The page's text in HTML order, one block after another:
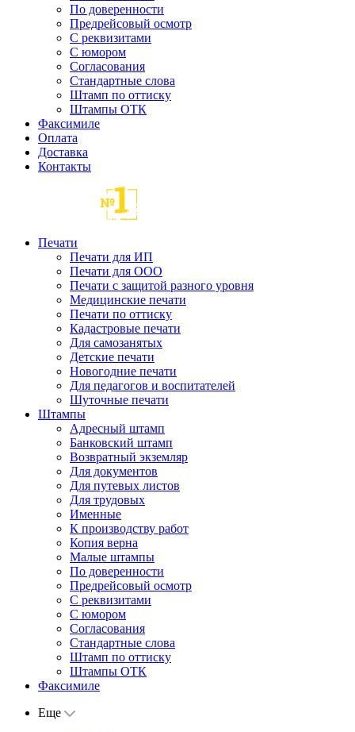
По доверенности
Предрейсовый осмотр
С реквизитами
С юмором
Согласования
Стандартные слова
Штамп по оттиску
Штампы ОТК
Факсимиле
Оплата
Доставка
Контакты
Печати
Печати для ИП
Печати для ООО
Печати с защитой разного уровня
Медицинские печати
Печати по оттиску
Кадастровые печати
Для самозанятых
Детские печати
Новогодние печати
Для педагогов и воспитателей
Шуточные печати
Штампы
Адресный штамп
Банковский штамп
Возвратный экземляр
Для документов
Для путевых листов
Для трудовых
Именные
К производству работ
Копия верна
Малые штампы
По доверенности
Предрейсовый осмотр
С реквизитами
С юмором
Согласования
Стандартные слова
Штамп по оттиску
Штампы ОТК
Факсимиле
Еще